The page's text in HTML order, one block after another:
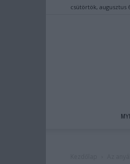
csütörtök, augusztus